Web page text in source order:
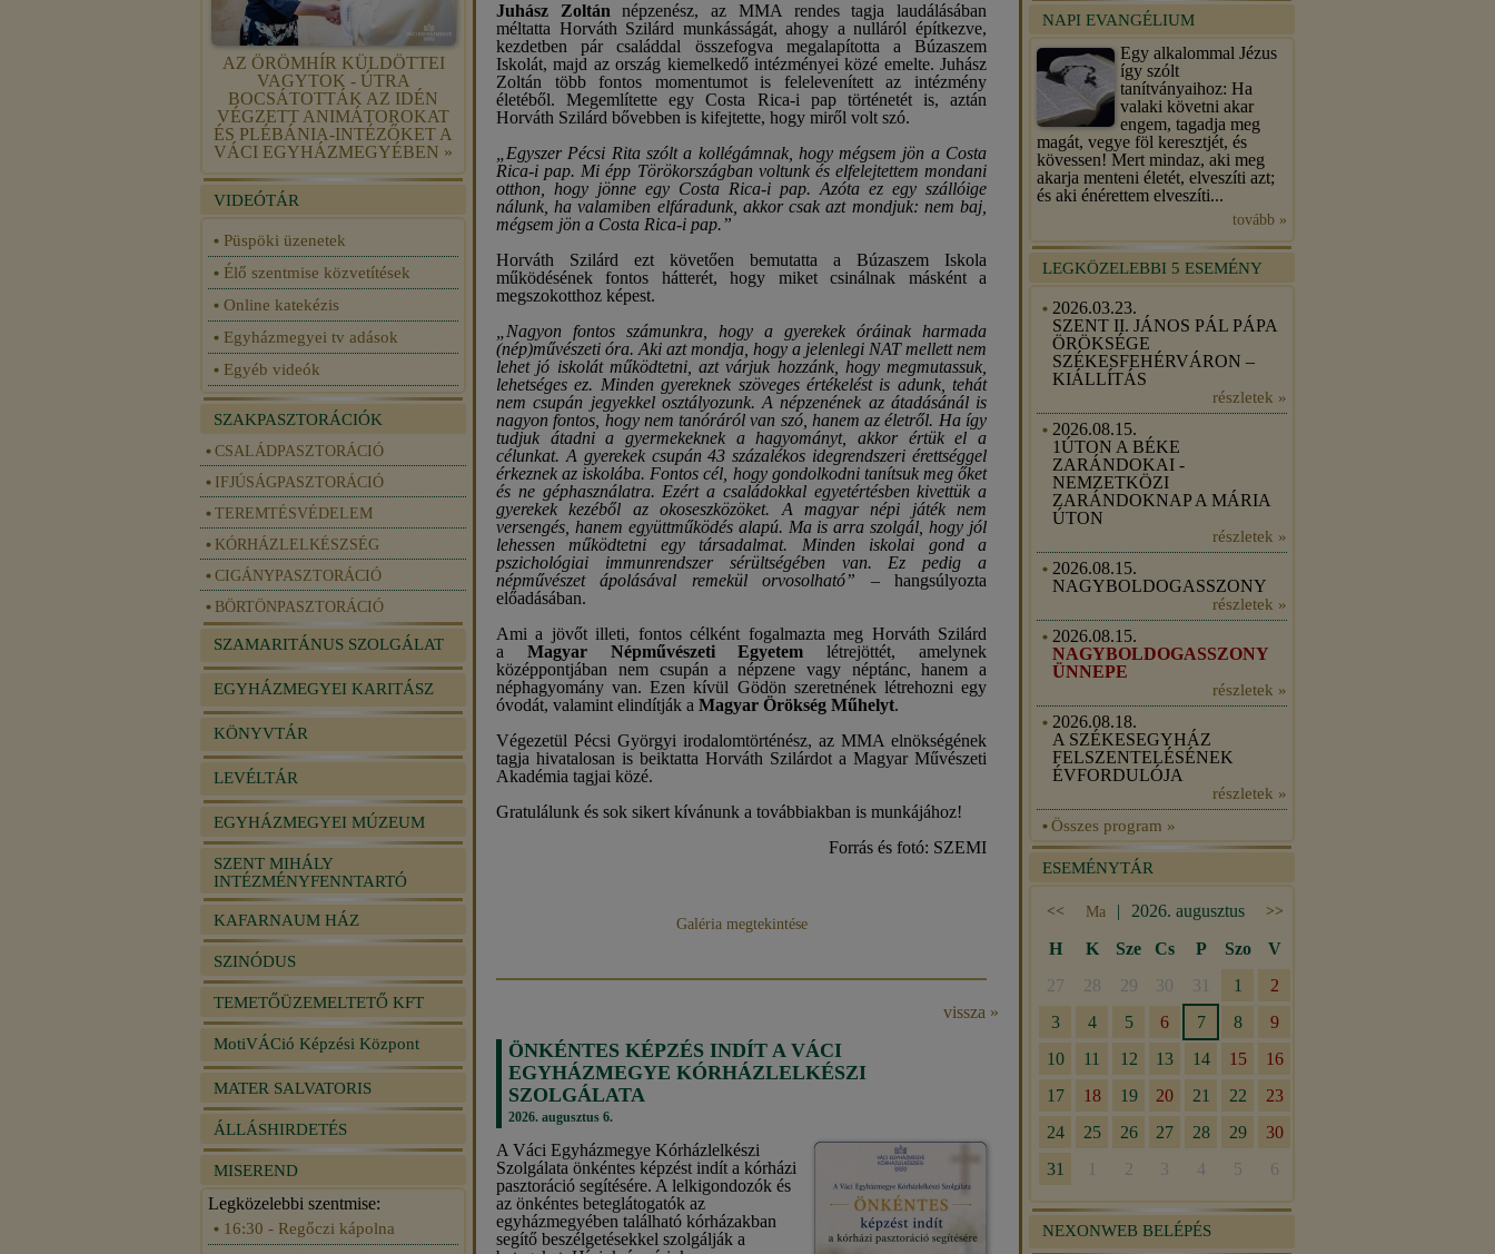
AZ ÖRÖMHÍR KÜLDÖTTEI
VAGYTOK - ÚTRA
BOCSÁTOTTÁK AZ IDÉN
VÉGZETT ANIMÁTOROKAT
ÉS PLÉBÁNIA-INTÉZŐKET A
VÁCI EGYHÁZMEGYÉBEN »
VIDEÓTÁR
Püspöki üzenetek
Élő szentmise közvetítések
Online katekézis
Egyházmegyei tv adások
Egyéb videók
SZAKPASZTORÁCIÓK
CSALÁDPASZTORÁCIÓ
IFJÚSÁGPASZTORÁCIÓ
TEREMTÉSVÉDELEM
KÓRHÁZLELKÉSZSÉG
CIGÁNYPASZTORÁCIÓ
BÖRTÖNPASZTORÁCIÓ
SZAMARITÁNUS SZOLGÁLAT
EGYHÁZMEGYEI KARITÁSZ
KÖNYVTÁR
LEVÉLTÁR
EGYHÁZMEGYEI MÚZEUM
SZENT MIHÁLY
INTÉZMÉNYFENNTARTÓ
KAFARNAUM HÁZ
SZINÓDUS
TEMETŐÜZEMELTETŐ KFT
MotiVÁCió Képzési Központ
MATER SALVATORIS
ÁLLÁSHIRDETÉS
MISEREND
Legközelebbi szentmise:
16:30 - Regőczi kápolna
Juhász Zoltán népzenész, az MMA rendes tagja laudálásában
méltatta Horváth Szilárd munkásságát, ahogy a nulláról építkezve,
kezdetben pár családdal összefogva megalapította a Búzaszem
Iskolát, majd az ország kiemelkedő intézményei közé emelte. Juhász
Zoltán több fontos momentumot is felelevenített az intézmény
életéből. Megemlítette egy Costa Rica-i pap történetét is, aztán
Horváth Szilárd bővebben is kifejtette, hogy miről volt szó.
„Egyszer Pécsi Rita szólt a kollégámnak, hogy mégsem jön a Costa
Rica-i pap. Mi épp Törökországban voltunk és elfelejtettem mondani
otthon, hogy jönne egy Costa Rica-i pap. Azóta ez egy szállóige
nálunk, ha valamiben elfáradunk, akkor csak azt mondjuk: nem baj,
mégsem jön a Costa Rica-i pap.”
Horváth Szilárd ezt követően bemutatta a Búzaszem Iskola
működésének fontos hátterét, hogy miket csinálnak másként a
megszokotthoz képest.
„Nagyon fontos számunkra, hogy a gyerekek óráinak harmada
(nép)művészeti óra. Aki azt mondja, hogy a jelenlegi NAT mellett nem
lehet jó iskolát működtetni, azt várjuk hozzánk, hogy megmutassuk,
lehetséges ez. Minden gyereknek szöveges értékelést is adunk, tehát
nem csupán jegyekkel osztályozunk. A népzenének az átadásánál is
nagyon fontos, hogy nem tanóráról van szó, hanem az életről. Ha így
tudjuk átadni a gyermekeknek a hagyományt, akkor értük el a
célunkat. A gyerekek csupán 43 százalékos idegrendszeri érettséggel
érkeznek az iskolába. Fontos cél, hogy gondolkodni tanítsuk meg őket
és ne géphasználatra. Ezért a családokkal egyetértésben kivettük a
gyerekek kezéből az okoseszközöket. A magyar népi játék nem
versengés, hanem együttműködés alapú. Ma is arra szolgál, hogy jól
lehessen működtetni egy társadalmat. Minden iskolai gond a
pszichológiai immunrendszer sérültségében van. Ez pedig a
népművészet ápolásával remekül orvosolható” – hangsúlyozta
előadásában.
Ami a jövőt illeti, fontos célként fogalmazta meg Horváth Szilárd
a Magyar Népművészeti Egyetem létrejöttét, amelynek
középpontjában nem csupán a népzene vagy néptánc, hanem a
néphagyomány van. Ezen kívül Gödön szeretnének létrehozni egy
óvodát, valamint elindítják a Magyar Örökség Műhelyt.
Végezetül Pécsi Györgyi irodalomtörténész, az MMA elnökségének
tagja hivatalosan is beiktatta Horváth Szilárdot a Magyar Művészeti
Akadémia tagjai közé.
Gratulálunk és sok sikert kívánunk a továbbiakban is munkájához!
Forrás és fotó: SZEMI
Galéria megtekintése
vissza »
ÖNKÉNTES KÉPZÉS INDÍT A VÁCI
EGYHÁZMEGYE KÓRHÁZLELKÉSZI
SZOLGÁLATA
2026. augusztus 6.
A Váci Egyházmegye Kórházlelkészi
Szolgálata önkéntes képzést indít a kórházi
pasztoráció segítésére. A lelkigondozók és
az önkéntes beteglátogatók az
egyházmegyében található kórházakban
segítő beszélgetésekkel szolgálják a
NAPI EVANGÉLIUM
Egy alkalommal Jézus
így szólt
tanítványaihoz: Ha
valaki követni akar
engem, tagadja meg
magát, vegye föl keresztjét, és
kövessen! Mert mindaz, aki meg
akarja menteni életét, elveszíti azt;
és aki énérettem elveszíti...
tovább »
LEGKÖZELEBBI 5 ESEMÉNY
2026.03.23.
SZENT II. JÁNOS PÁL PÁPA
ÖRÖKSÉGE
SZÉKESFEHÉRVÁRON –
KIÁLLÍTÁS
részletek »
2026.08.15.
1ÚTON A BÉKE
ZARÁNDOKAI -
NEMZETKÖZI
ZARÁNDOKNAP A MÁRIA
ÚTON
részletek »
2026.08.15.
NAGYBOLDOGASSZONY
részletek »
2026.08.15.
NAGYBOLDOGASSZONY
ÜNNEPE
részletek »
2026.08.18.
A SZÉKESEGYHÁZ
FELSZENTELÉSÉNEK
ÉVFORDULÓJA
részletek »
Összes program »
ESEMÉNYTÁR
NEXONWEB BELÉPÉS